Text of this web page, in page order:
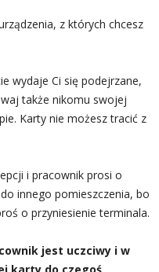
z których chcesz
wydaje Ci się podejrzane,
także nikomu swojej
Karty nie możesz tracić z
i pracownik prosi o
innego pomieszczenia, bo
o przyniesienie terminala.
jest uczciwy i w